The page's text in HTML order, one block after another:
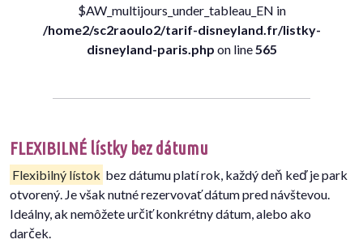
$AW_multijours_under_tableau_EN in
/home2/sc2raoulo2/tarif-disneyland.fr/listky-
disneyland-paris.php on line565
FLEXIBILNÉ lístky bez dátumu
Flexibilný lístok bez dátumu platí rok, každý deň keď je park
otvorený. Je však nutné rezervovať dátum pred návštevou.
Ideálny, ak nemôžete určiť konkrétny dátum, alebo ako
darček.